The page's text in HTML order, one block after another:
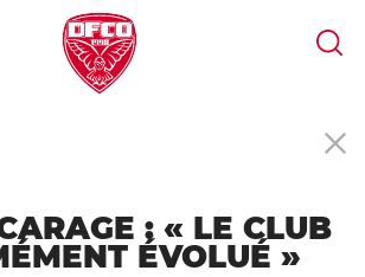
: « LE CLUB
ÉVOLUÉ »